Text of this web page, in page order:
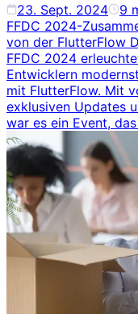
23. Sept. 2024 9
FFDC 2024-
von der FlutterFlow
FFDC 2024
Entwicklern
mit FlutterFlow. Mit
exklusiven Updates
war es ein Event,